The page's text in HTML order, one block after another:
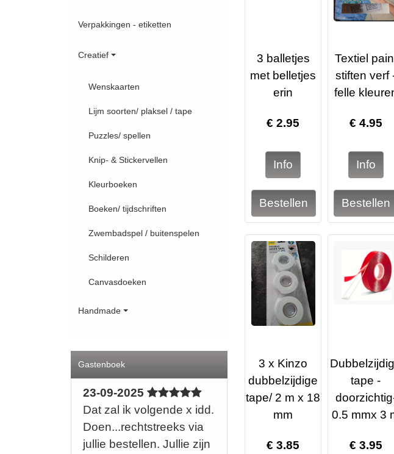
Verpakkingen - etiketten
Creatief
Wenskaarten
Lijm soorten/ plaksel / tape
Puzzles/ spellen
Knip- & Stickervellen
Kleurboeken
Boeken/ tijdschriften
Zwembadspel / buitenspelen
Schilderen
Canvasdoeken
Handmade
Gastenboek
23-09-2025
Dat zal ik volgende x idd.
Doen...rechtstreeks via
jullie bestellen. Jullie zijn
3 balletjes
met belletjes
erin
€2.95
Textiel
stiften verf
felle
€ 4.95
3 x Kinzo
dubbelzijdige
tape/ 2 m x 18
mm
€3.85
tape -
0.5 mmx 3
€ 3.95